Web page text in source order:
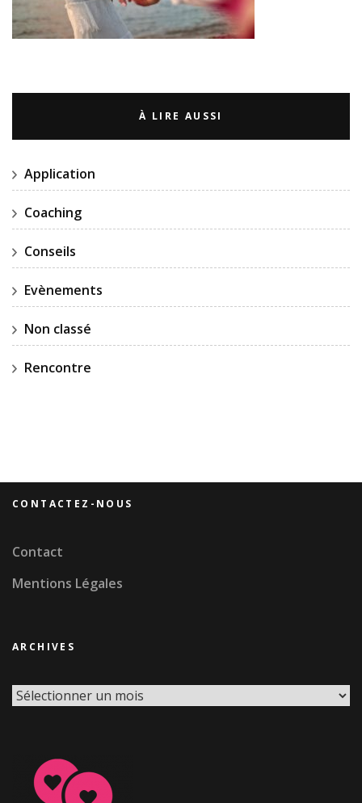
À LIRE AUSSI
Application
Coaching
Conseils
Evènements
Non classé
Rencontre
CONTACTEZ-NOUS
Contact
Mentions Légales
ARCHIVES
Archives